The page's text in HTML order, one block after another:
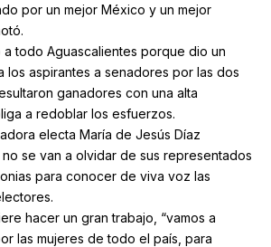
por un mejor México y un mejor
todo Aguascalientes porque dio un
los aspirantes a senadores por las dos
ganadores con una alta
a redoblar los esfuerzos.
electa María de Jesús Díaz
se van a olvidar de sus representados
para conocer de viva voz las
hacer un gran trabajo, “vamos a
las mujeres de todo el país, para